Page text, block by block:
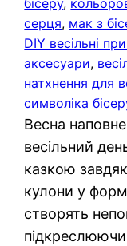
бісеру,
серця, мак з
DIY весільні
аксесуари,
натхнення для
символіка
Весна
весільний
казкою
кулони у
створять